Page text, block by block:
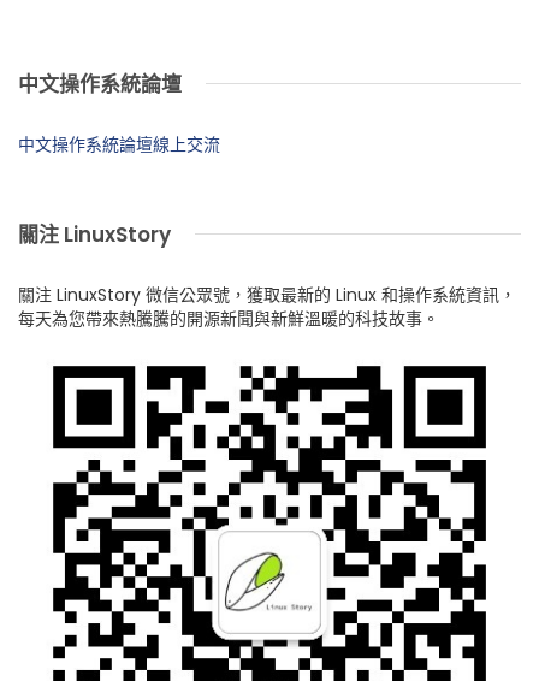
中文操作系統論壇
中文操作系統論壇線上交流
關注 LinuxStory
關注 LinuxStory 微信公眾號，獲取最新的 Linux 和操作系統資訊，
每天為您帶來熱騰騰的開源新聞與新鮮溫暖的科技故事。